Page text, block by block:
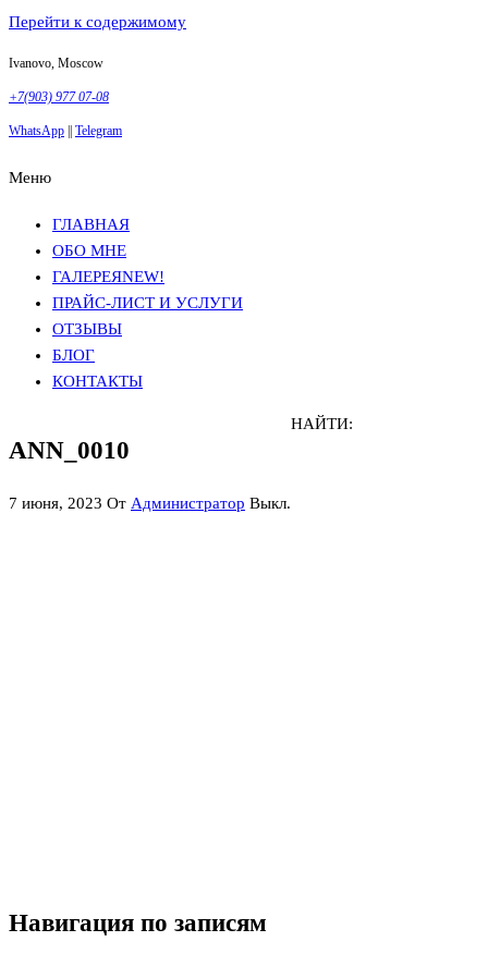
Перейти к содержимому
Ivanovo, Moscow
+7(903) 977 07-08
WhatsApp Telegram
Меню
ГЛАВНАЯ
ОБО МНЕ
ГАЛЕРЕЯNEW!
ПРАЙС-ЛИСТ И УСЛУГИ
ОТЗЫВЫ
БЛОГ
КОНТАКТЫ
ANN_0010
7 июня, 2023 От Администратор Выкл.
Навигация по записям
НАЙТИ: